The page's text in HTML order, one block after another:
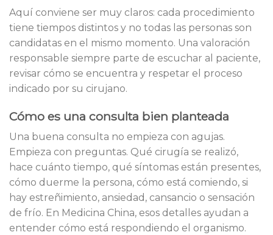
Aquí conviene ser muy claros: cada procedimiento
tiene tiempos distintos y no todas las personas son
candidatas en el mismo momento. Una valoración
responsable siempre parte de escuchar al paciente,
revisar cómo se encuentra y respetar el proceso
indicado por su cirujano.
Cómo es una consulta bien planteada
Una buena consulta no empieza con agujas.
Empieza con preguntas. Qué cirugía se realizó,
hace cuánto tiempo, qué síntomas están presentes,
cómo duerme la persona, cómo está comiendo, si
hay estreñimiento, ansiedad, cansancio o sensación
de frío. En Medicina China, esos detalles ayudan a
entender cómo está respondiendo el organismo.